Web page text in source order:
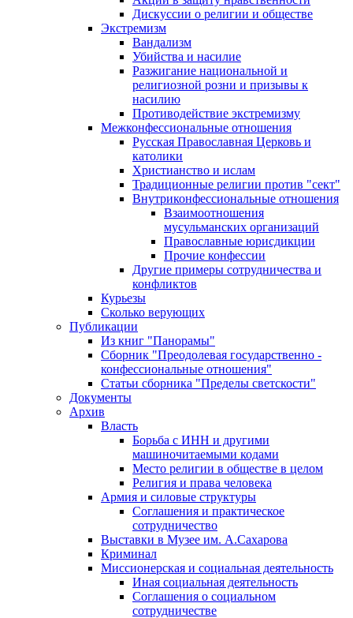
Дискуссии о религии и обществе
Экстремизм
Вандализм
Убийства и насилие
Разжигание национальной и
религиозной розни и призывы к
насилию
Противодействие экстремизму
Межконфессиональные отношения
Русская Православная Церковь и
католики
Христианство и ислам
Традиционные религии против "сект"
Внутриконфессиональные отношения
Взаимоотношения
мусульманских организаций
Православные юрисдикции
Прочие конфессии
Другие примеры сотрудничества и
конфликтов
Курьезы
Сколько верующих
Публикации
Из книг "Панорамы"
Сборник "Преодолевая государственно -
конфессиональные отношения"
Статьи сборника "Пределы светскости"
Документы
Архив
Власть
Борьба с ИНН и другими
машиночитаемыми кодами
Место религии в обществе в целом
Религия и права человека
Армия и силовые структуры
Соглашения и практическое
сотрудничество
Выставки в Музее им. А.Сахарова
Криминал
Миссионерская и социальная деятельность
Иная социальная деятельность
Соглашения о социальном
сотрудничестве